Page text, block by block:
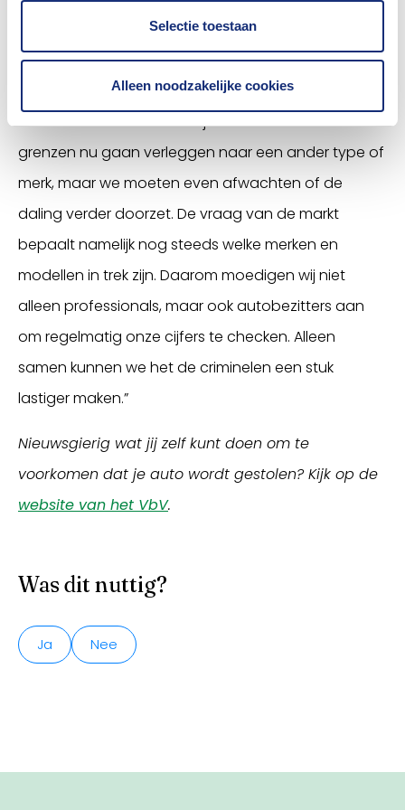
Selectie toestaan
Alleen noodzakelijke cookies
Toyota is opvallend", reageert Edwin Karelsen van
hetVerzekeringsbureau Voertuigcriminaliteit. Hij
weet dat de RAV4 vooral populair is in landen als
Ghana. “Het kan zomaar zijn dat autodieven hun
grenzen nu gaan verleggen naar een ander type of
merk, maar we moeten even afwachten of de
daling verder doorzet. De vraag van de markt
bepaalt namelijk nog steeds welke merken en
modellen in trek zijn. Daarom moedigen wij niet
alleen professionals, maar ook autobezitters aan
om regelmatig onze cijfers te checken. Alleen
samen kunnen we het de criminelen een stuk
lastiger maken.”
Nieuwsgierig wat jij zelf kunt doen om te
voorkomen dat je auto wordt gestolen? Kijk op de
website van het VbV.
Was dit nuttig?
Ja Nee